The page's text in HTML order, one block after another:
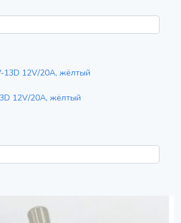
12V/20A, жёлтый